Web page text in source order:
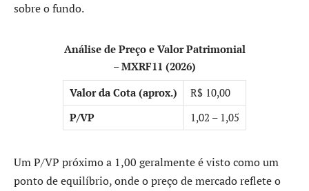
sobre o fundo.
Análise de Preço e Valor Patrimonial
– MXRF11 (2026)
Valor da Cota (aprox.)
R$ 10,00
P/VP
1,02 – 1,05
Um P/VP próximo a 1,00 geralmente é visto como um
ponto de equilíbrio, onde o preço de mercado reflete o